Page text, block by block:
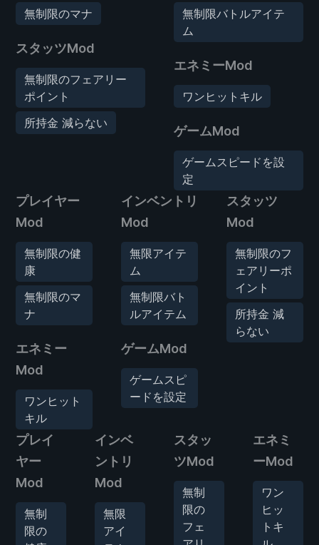
無制限のマナ
スタッツMod
無制限のフェアリー
ポイント
所持金 減らない
無制限バトルアイテ
ム
エネミーMod
ワンヒットキル
ゲームMod
ゲームスピードを設
定
プレイヤー
Mod
無制限の健
康
無制限のマ
ナ
エネミー
Mod
ワンヒット
キル
インベントリ
Mod
無限アイテ
ム
無制限バト
ルアイテム
ゲームMod
ゲームスピ
ードを設定
スタッツ
Mod
無制限のフ
ェアリーポ
イント
所持金 減
らない
プレイ
ヤー
Mod
無制
限の
インベ
ントリ
Mod
無限
アイ
スタッ
ツMod
無制
限の
フェ
エネミ
ーMod
ワン
ヒッ
トキ